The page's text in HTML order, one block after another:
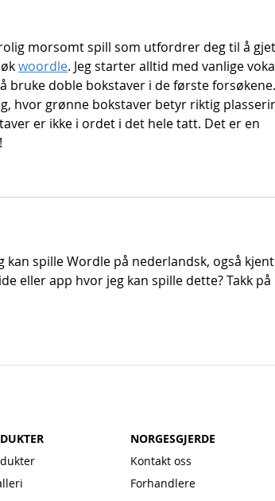
morsomt spill som utfordrer deg til å
woordle. Jeg starter alltid med vanlige
bruke doble bokstaver i de første forsøkene.
hvor grønne bokstaver betyr riktig
er ikke i ordet i det hele tatt. Det er en
spille Wordle på nederlandsk, også kjent
eller app hvor jeg kan spille dette? Takk på
NORGESGJERDE
Kontakt oss
Forhandlere